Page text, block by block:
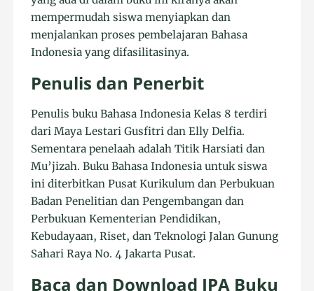
mempermudah siswa menyiapkan dan
menjalankan proses pembelajaran Bahasa
Indonesia yang difasilitasinya.
Penulis dan Penerbit
Penulis buku Bahasa Indonesia Kelas 8 terdiri
dari Maya Lestari Gusfitri dan Elly Delfia.
Sementara penelaah adalah Titik Harsiati dan
Mu’jizah. Buku Bahasa Indonesia untuk siswa
ini diterbitkan Pusat Kurikulum dan Perbukuan
Badan Penelitian dan Pengembangan dan
Perbukuan Kementerian Pendidikan,
Kebudayaan, Riset, dan Teknologi Jalan Gunung
Sahari Raya No. 4 Jakarta Pusat.
Baca dan Download IPA Buku